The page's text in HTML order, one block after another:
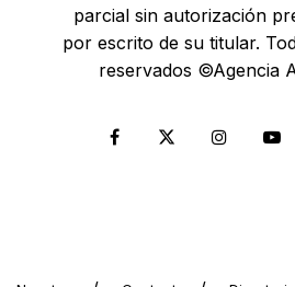
parcial sin autorización
por escrito de su titular.
reservados ©Agencia